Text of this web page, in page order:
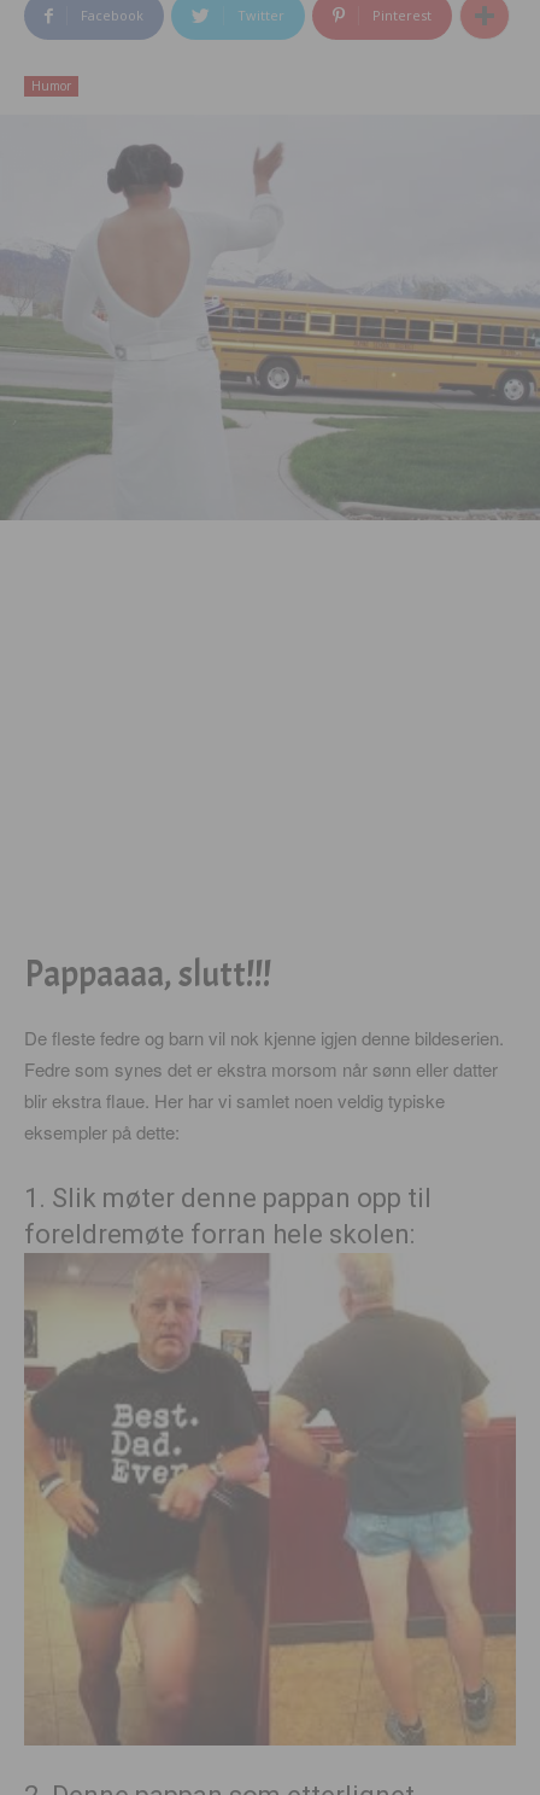
Facebook Twitter Pinterest
Humor
Pappaaaa, slutt!!!
De fleste fedre og barn vil nok kjenne igjen denne bildeserien.
Fedre som synes det er ekstra morsom når sønn eller datter
blir ekstra flaue. Her har vi samlet noen veldig typiske
eksempler på dette:
1. Slik møter denne pappan opp til
foreldremøte forran hele skolen: